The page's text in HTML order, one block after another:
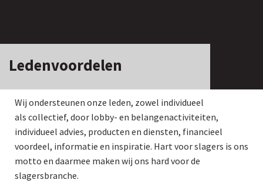
Ledenvoordelen
Wij ondersteunen onze leden, zowel individueel
als collectief, door lobby- en belangenactiviteiten,
individueel advies, producten en diensten, financieel
voordeel, informatie en inspiratie. Hart voor slagers is ons
motto en daarmee maken wij ons hard voor de
slagersbranche.